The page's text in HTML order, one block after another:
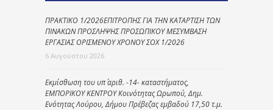
ΠΡΑΚΤΙΚΟ 1/2026ΕΠΙΤΡΟΠΗΣ ΓΙΑ ΤΗΝ ΚΑΤΑΡΤΙΣΗ ΤΩΝ
ΠΙΝΑΚΩΝ ΠΡΟΣΛΗΨΗΣ ΠΡΟΣΩΠΙΚΟΥ ΜΕΣΥΜΒΑΣΗ
ΕΡΓΑΣΙΑΣ ΟΡΙΣΜΕΝΟΥ ΧΡΟΝΟΥ ΣΟΧ 1/2026
6 Αυγούστου 2026
Εκμίσθωση του υπ΄ αριθ. -14- καταστήματος,
ΕΜΠΟΡΙΚΟΥ ΚΕΝΤΡΟΥ Κοινότητας Ωρωπού, Δημ.
Ενότητας Λούρου, Δήμου Πρέβεζας εμβαδού 17,50 τ.μ.